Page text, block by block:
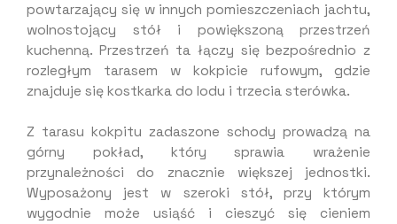
powtarzający się w innych pomieszczeniach jachtu,
wolnostojący stół i powiększoną przestrzeń
kuchenną. Przestrzeń ta łączy się bezpośrednio z
rozległym tarasem w kokpicie rufowym, gdzie
znajduje się kostkarka do lodu i trzecia sterówka.
Z tarasu kokpitu zadaszone schody prowadzą na
górny pokład, który sprawia wrażenie
przynależności do znacznie większej jednostki.
Wyposażony jest w szeroki stół, przy którym
wygodnie może usiąść i cieszyć się cieniem